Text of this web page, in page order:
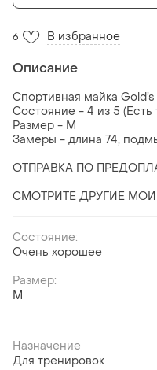
6 В избранное
Описание
Спортивная майка Gold’s
Состояние - 4 из 5
Размер - М
Замеры - длина 74,
ОТПРАВКА ПО
СМОТРИТЕ ДРУГИЕ
Состояние:
Очень хорошее
Размер:
M
Назначение
Для тренировок